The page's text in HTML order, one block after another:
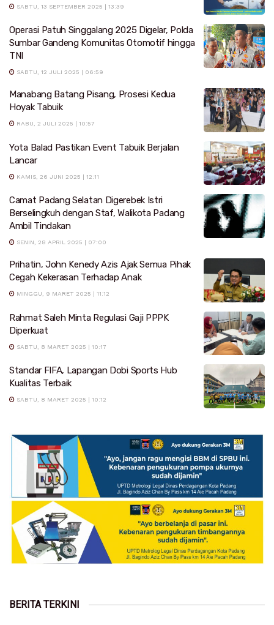
SABTU, 13 SEPTEMBER 2025 | 13:39
Operasi Patuh Singgalang 2025 Digelar, Polda
Sumbar Gandeng Komunitas Otomotif hingga
TNI
SABTU, 12 JULI 2025 | 06:59
Manabang Batang Pisang, Prosesi Kedua
Hoyak Tabuik
RABU, 2 JULI 2025 | 10:57
Yota Balad Pastikan Event Tabuik Berjalan
Lancar
KAMIS, 26 JUNI 2025 | 12:11
Camat Padang Selatan Digerebek Istri
Berselingkuh dengan Staf, Walikota Padang
Ambil Tindakan
SENIN, 28 APRIL 2025 | 07:00
Prihatin, John Kenedy Azis Ajak Semua Pihak
Cegah Kekerasan Terhadap Anak
MINGGU, 9 MARET 2025 | 11:12
Rahmat Saleh Minta Regulasi Gaji PPPK
Diperkuat
SABTU, 8 MARET 2025 | 10:17
Standar FIFA, Lapangan Dobi Sports Hub
Kualitas Terbaik
SABTU, 8 MARET 2025 | 10:12
BERITA TERKINI